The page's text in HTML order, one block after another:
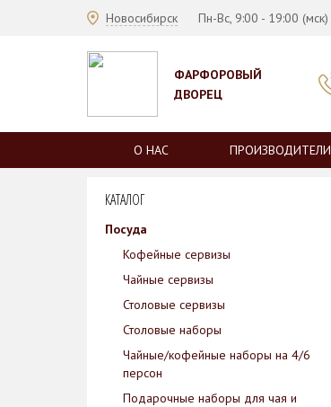
Новосибирск Пн-Вс, 9:00 - 19:00 (мск)
ФАРФОРОВЫЙ
ДВОРЕЦ
О НАС ПРОИЗВОДИТЕЛИ
КАТАЛОГ
Посуда
Кофейные сервизы
Чайные сервизы
Столовые сервизы
Столовые наборы
Чайные/кофейные наборы на 4/6
персон
Подарочные наборы для чая и